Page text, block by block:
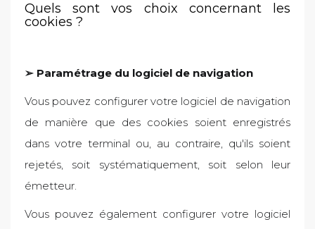
Quels sont vos choix concernant les
cookies ?
➢ Paramétrage du logiciel de navigation
Vous pouvez configurer votre logiciel de navigation
de manière que des cookies soient enregistrés
dans votre terminal ou, au contraire, qu'ils soient
rejetés, soit systématiquement, soit selon leur
émetteur.
Vous pouvez également configurer votre logiciel